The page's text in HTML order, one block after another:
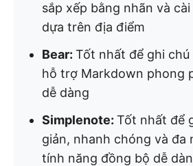
sắp xếp bằng nhãn và
dựa trên địa điểm
Bear: Tốt nhất để ghi
hỗ trợ Markdown phong
dễ dàng
Simplenote: Tốt nhất để
giản, nhanh chóng và đa
tính năng đồng bộ dễ